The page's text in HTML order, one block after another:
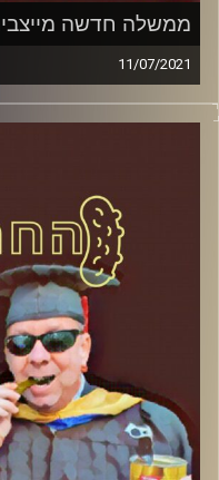
ממשלה חדשה
11/07/2021
החמוצים – בפעם
עם פרופסור בועז
הירשברגר
והפעם: ממשלה
קרדיט תמונות: